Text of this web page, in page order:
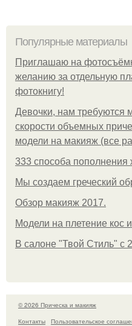
Популярные материалы
Приглашаю на
желанию за отдельную
фотокнигу!
Девочки, нам требуются
скорости объемных
модели на макияж (все
333 способа пополнения
Мы создаем греческий
Обзор макияж 2017.
Модели на плетение кос
В салоне "Твой Стиль" с
© 2026 Прическа и макияж
Контакты
Пользовательское